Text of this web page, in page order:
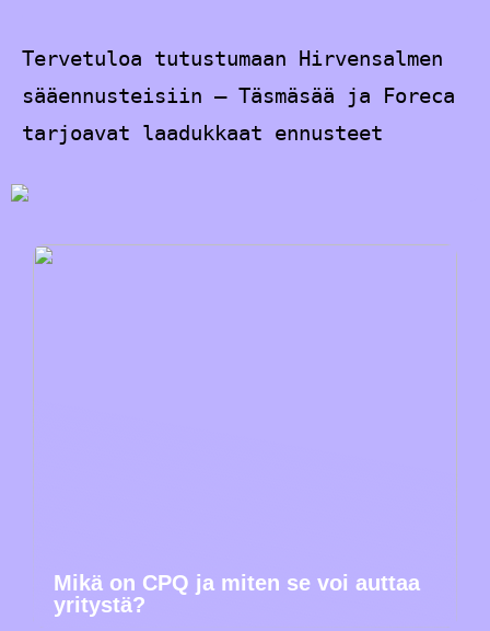
Tervetuloa tutustumaan Hirvensalmen
sääennusteisiin – Täsmäsää ja Foreca
tarjoavat laadukkaat ennusteet
Mikä on CPQ ja miten se voi auttaa
yritystä?